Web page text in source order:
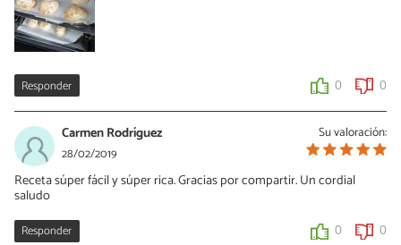
Responder 0 0
Su valoración:
Carmen Rodríguez
28/02/2019
Receta súper fácil y súper rica. Gracias por compartir. Un cordial
saludo
Responder 0 0